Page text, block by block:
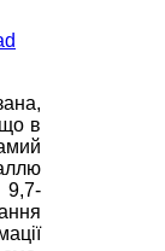
що в
9,7-